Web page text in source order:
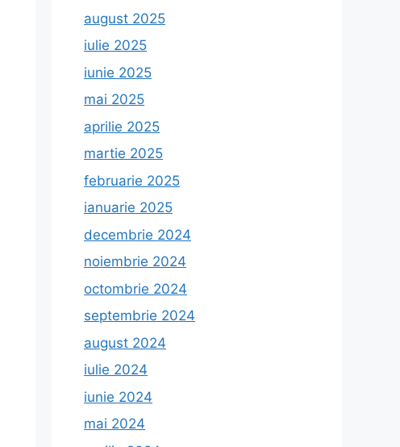
august 2025
iulie 2025
iunie 2025
mai 2025
aprilie 2025
martie 2025
februarie 2025
ianuarie 2025
decembrie 2024
noiembrie 2024
octombrie 2024
septembrie 2024
august 2024
iulie 2024
iunie 2024
mai 2024